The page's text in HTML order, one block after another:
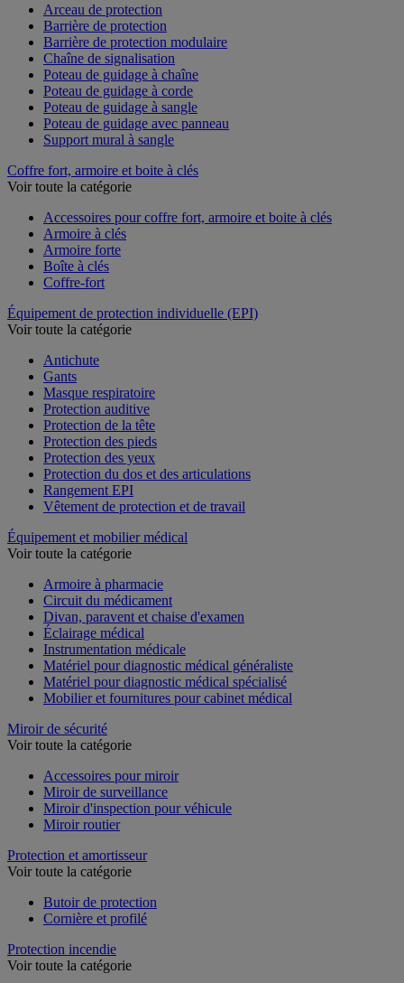
Arceau de protection
Barrière de protection
Barrière de protection modulaire
Chaîne de signalisation
Poteau de guidage à chaîne
Poteau de guidage à corde
Poteau de guidage à sangle
Poteau de guidage avec panneau
Support mural à sangle
Coffre fort, armoire et boite à clés
Voir toute la catégorie
Accessoires pour coffre fort, armoire et boite à clés
Armoire à clés
Armoire forte
Boîte à clés
Coffre-fort
Équipement de protection individuelle (EPI)
Voir toute la catégorie
Antichute
Gants
Masque respiratoire
Protection auditive
Protection de la tête
Protection des pieds
Protection des yeux
Protection du dos et des articulations
Rangement EPI
Vêtement de protection et de travail
Équipement et mobilier médical
Voir toute la catégorie
Armoire à pharmacie
Circuit du médicament
Divan, paravent et chaise d'examen
Éclairage médical
Instrumentation médicale
Matériel pour diagnostic médical généraliste
Matériel pour diagnostic médical spécialisé
Mobilier et fournitures pour cabinet médical
Miroir de sécurité
Voir toute la catégorie
Accessoires pour miroir
Miroir de surveillance
Miroir d'inspection pour véhicule
Miroir routier
Protection et amortisseur
Voir toute la catégorie
Butoir de protection
Cornière et profilé
Protection incendie
Voir toute la catégorie